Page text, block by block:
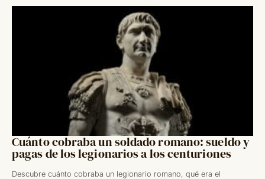
Cuánto cobraba un soldado romano: sueldo y
pagas de los legionarios a los centuriones
Descubre cuánto cobraba un legionario romano, qué era el